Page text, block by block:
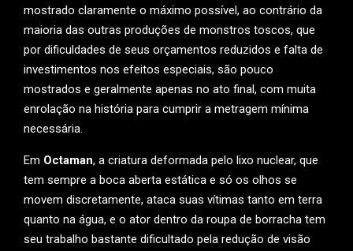
mostrado claramente o máximo possível, ao contrário da
maioria das outras produções de monstros toscos, que
por dificuldades de seus orçamentos reduzidos e falta de
investimentos nos efeitos especiais, são pouco
mostrados e geralmente apenas no ato final, com muita
enrolação na história para cumprir a metragem mínima
necessária.
Em Octaman, a criatura deformada pelo lixo nuclear, que
tem sempre a boca aberta estática e só os olhos se
movem discretamente, ataca suas vítimas tanto em terra
quanto na água, e o ator dentro da roupa de borracha tem
seu trabalho bastante dificultado pela redução de visão